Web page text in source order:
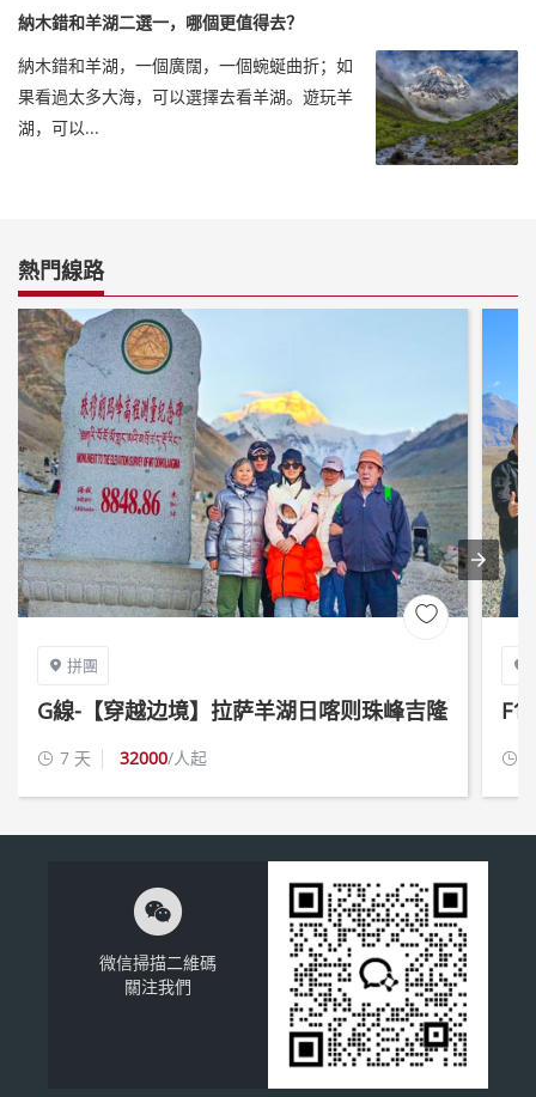
納木錯和羊湖二選一，哪個更值得去？
納木錯和羊湖，一個廣闊，一個蜿蜒曲折；如
果看過太多大海，可以選擇去看羊湖。遊玩羊
湖，可以...
熱門線路

 拼團
G線-【穿越边境】拉萨羊湖日喀则珠峰吉隆
 7 天 32000/人起

F1


微信掃描二維碼
關注我們